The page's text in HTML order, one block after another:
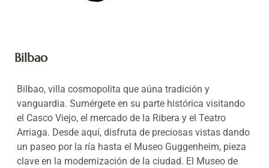
Bilbao
Bilbao, villa cosmopolita que aúna tradición y
vanguardia. Sumérgete en su parte histórica visitando
el Casco Viejo, el mercado de la Ribera y el Teatro
Arriaga. Desde aquí, disfruta de preciosas vistas dando
un paseo por la ría hasta el Museo Guggenheim, pieza
clave en la modernización de la ciudad. El Museo de